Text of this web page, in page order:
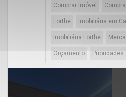
Comprar Imóvel
Forthe Imobiliária em
Imobiliária Forthe
Orçamento Prioridades